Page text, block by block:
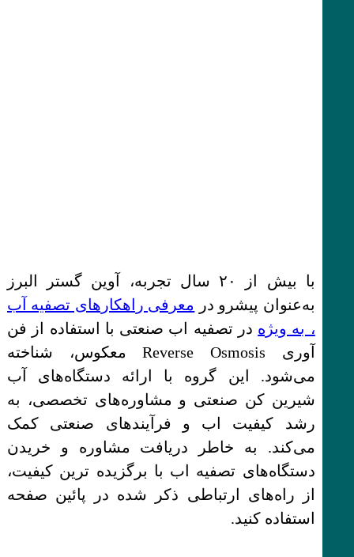
با بیش از ۲۰ سال تجربه، آوین گستر البرز
به‌عنوان پیشرو در
معرفی راهکارهای تصفیه آب
، به ویژه در تصفیه اب صنعتی با استفاده از فن
آوری Reverse Osmosis معکوس، شناخته
می‌شود. این گروه با ارائه دستگاه‌های آب
شیرین کن صنعتی و مشاوره‌های تخصصی، به
رشد کیفیت اب و فرآیندهای صنعتی کمک
می‌کند. به خاطر دریافت مشاوره و خریدن
دستگاه‌های تصفیه اب با برگزیده ترین کیفیت،
از راه‌های ارتباطی ذکر شده در پائین صفحه
استفاده کنید.